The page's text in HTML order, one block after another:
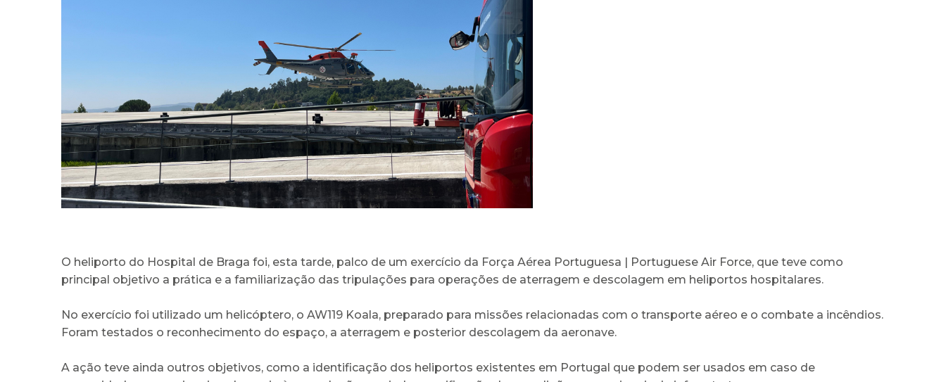
O heliporto do Hospital de Braga foi, esta tarde, palco de um exercício da Força Aérea Portuguesa | Portuguese Air Force, que teve como
principal objetivo a prática e a familiarização das tripulações para operações de aterragem e descolagem em heliportos hospitalares.
No exercício foi utilizado um helicóptero, o AW119 Koala, preparado para missões relacionadas com o transporte aéreo e o combate a incêndios.
Foram testados o reconhecimento do espaço, a aterragem e posterior descolagem da aeronave.
A ação teve ainda outros objetivos, como a identificação dos heliportos existentes em Portugal que podem ser usados em caso de